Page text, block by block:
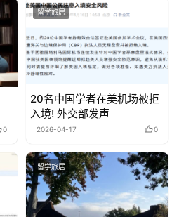
0
留学旅居
20名中国学者在美机场被拒
入境! 外交部发声
2026-04-17 0
留学旅居